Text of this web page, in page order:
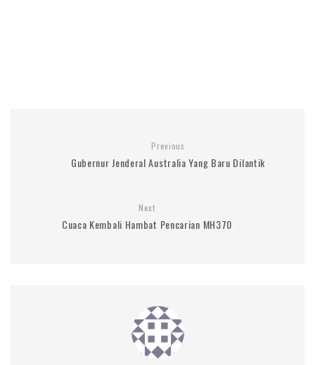
Previous
Gubernur Jenderal Australia Yang Baru Dilantik
Next
Cuaca Kembali Hambat Pencarian MH370